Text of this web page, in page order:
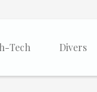
Tech Divers